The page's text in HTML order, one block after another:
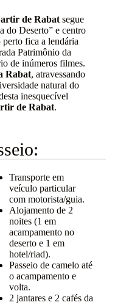
de Rabat segue
do Deserto” e centro
fica a lendária
Patrimônio da
de inúmeros filmes.
Rabat, atravessando
natural do
inesquecível
de Rabat.
Transporte em
veículo particular
com motorista/guia.
Alojamento de 2
noites (1 em
acampamento no
deserto e 1 em
hotel/riad).
Passeio de camelo até
o acampamento e
volta.
2 jantares e 2 cafés da